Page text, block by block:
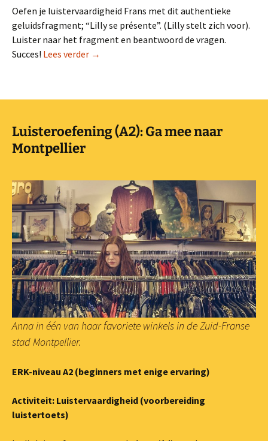
Oefen je luistervaardigheid Frans met dit authentieke
geluidsfragment; “Lilly se présente”. (Lilly stelt zich voor).
Luister naar het fragment en beantwoord de vragen.
Succes! Lees verder Luisteroefening (A1): Lilly stelt zich voor
→
Luisteroefening (A2): Ga mee naar
Montpellier
Anna in één van haar favoriete winkels in de Zuid-Franse
stad Montpellier.
ERK-niveau A2 (beginners met enige ervaring)
Activiteit: Luistervaardigheid (voorbereiding
luistertoets)